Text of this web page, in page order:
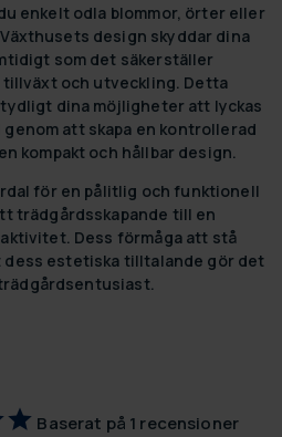
enkelt odla blommor, örter eller
design skyddar dina
som det säkerställer
och utveckling. Detta
dina möjligheter att lyckas
att skapa en kontrollerad
kompakt och hållbar design.
för en pålitlig och funktionell
trädgårdsskapande till en
Dess förmåga att stå
dess estetiska tilltalande gör det
Baserat på 1 recensioner